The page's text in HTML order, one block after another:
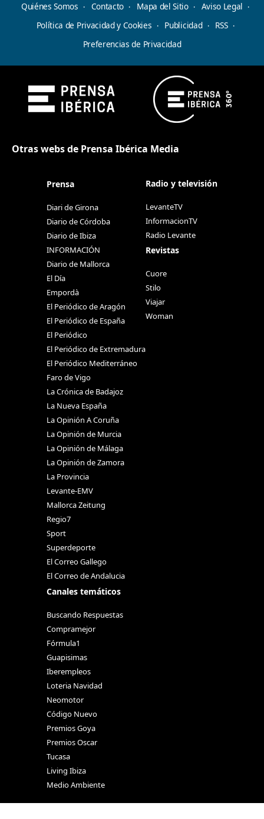
Quiénes Somos Contacto Mapa del Sitio
Aviso Legal
Política de Privacidad y Cookies
Publicidad
RSS
Preferencias de Privacidad
Otras webs de Prensa Ibérica Media
Prensa
Diari de Girona
Diario de Córdoba
Diario de Ibiza
INFORMACIÓN
Diario de Mallorca
El Día
Empordà
El Periódico de Aragón
El Periódico de España
El Periódico
El Periódico de Extremadura
El Periódico Mediterráneo
Faro de Vigo
La Crónica de Badajoz
La Nueva España
La Opinión A Coruña
La Opinión de Murcia
La Opinión de Málaga
La Opinión de Zamora
La Provincia
Levante-EMV
Mallorca Zeitung
Regio7
Sport
Superdeporte
El Correo Gallego
El Correo de Andalucia
Canales temáticos
Buscando Respuestas
Compramejor
Fórmula1
Guapisimas
Iberempleos
Loteria Navidad
Neomotor
Código Nuevo
Premios Goya
Premios Oscar
Tucasa
Living Ibiza
Medio Ambiente
Radio y televisión
LevanteTV
InformacionTV
Radio Levante
Revistas
Cuore
Stilo
Viajar
Woman